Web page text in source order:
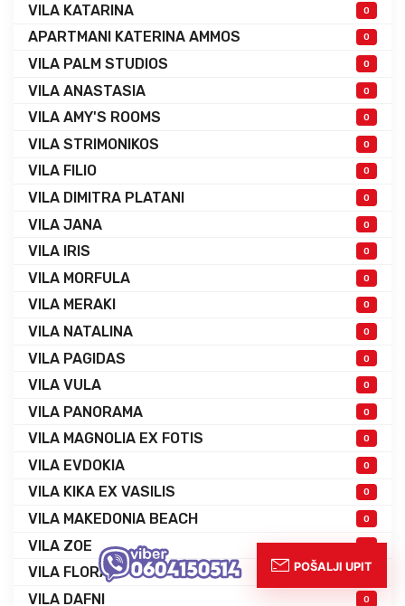
VILA KATARINA 0
APARTMANI KATERINA AMMOS 0
VILA PALM STUDIOS 0
VILA ANASTASIA 0
VILA AMY'S ROOMS 0
VILA STRIMONIKOS 0
VILA FILIO 0
VILA DIMITRA PLATANI 0
VILA JANA 0
VILA IRIS 0
VILA MORFULA 0
VILA MERAKI 0
VILA NATALINA 0
VILA PAGIDAS 0
VILA VULA 0
VILA PANORAMA 0
VILA MAGNOLIA EX FOTIS 0
VILA EVDOKIA 0
VILA KIKA EX VASILIS 0
VILA MAKEDONIA BEACH 0
VILA ZOE
VILA FLORAL 0
VILA DAFNI 0